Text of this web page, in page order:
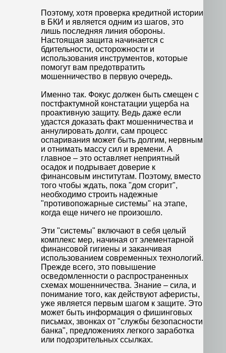
Поэтому, хотя проверка кредитной истории
в БКИ и является одним из шагов, это
лишь последняя линия обороны.
Настоящая защита начинается с
бдительности, осторожности и
использования инструментов, которые
помогут вам предотвратить
мошенничество в первую очередь.
Именно так. Фокус должен быть смещен с
постфактумной констатации ущерба на
проактивную защиту. Ведь даже если
удастся доказать факт мошенничества и
аннулировать долги, сам процесс
оспаривания может быть долгим, нервным
и отнимать массу сил и времени. А
главное – это оставляет неприятный
осадок и подрывает доверие к
финансовым институтам. Поэтому, вместо
того чтобы ждать, пока "дом сгорит",
необходимо строить надежные
"противопожарные системы" на этапе,
когда еще ничего не произошло.
Эти "системы" включают в себя целый
комплекс мер, начиная от элементарной
финансовой гигиены и заканчивая
использованием современных технологий.
Прежде всего, это повышение
осведомленности о распространенных
схемах мошенничества. Знание – сила, и
понимание того, как действуют аферисты,
уже является первым шагом к защите. Это
может быть информация о фишинговых
письмах, звонках от "службы безопасности
банка", предложениях легкого заработка
или подозрительных ссылках.